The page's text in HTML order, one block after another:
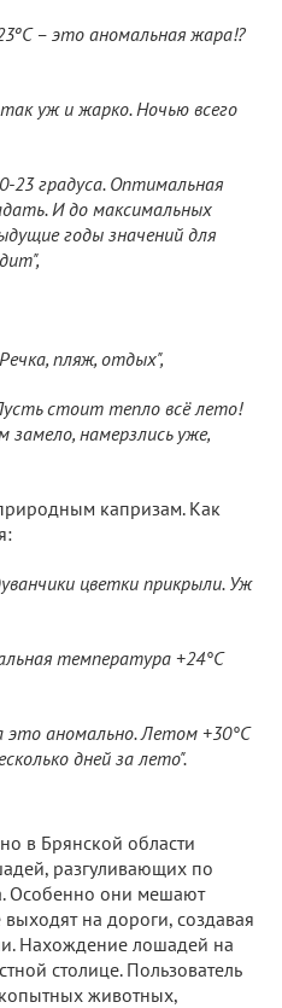
– это аномальная жара!?
уж и жарко. Ночью всего
23 градуса. Оптимальная
И до максимальных
годы значений для
пляж, отдых",
стоит тепло всё лето!
замело, намерзлись уже,
капризам. Как
цветки прикрыли. Уж
температура +24°С
это аномально. Летом +30°С
дней за лето".
в Брянской области
разгуливающих по
Особенно они мешают
на дороги, создавая
Нахождение лошадей на
столице. Пользователь
животных,